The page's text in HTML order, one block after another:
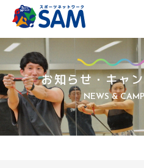
Skip
content お知らせ・キャ
NEWS &